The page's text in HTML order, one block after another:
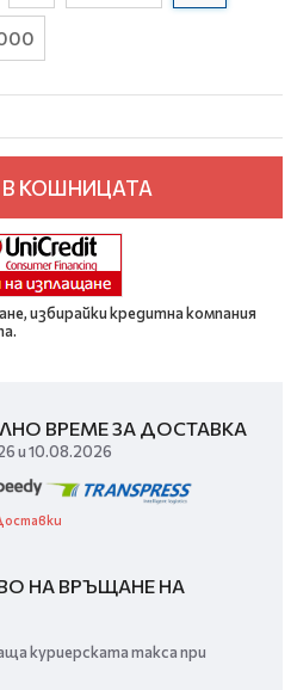
В КОШНИЦАТА
избирайки кредитна компания
ВРЕМЕ ЗА ДОСТАВКА
и 10.08.2026
НА ВРЪЩАНЕ НА
куриерската такса при